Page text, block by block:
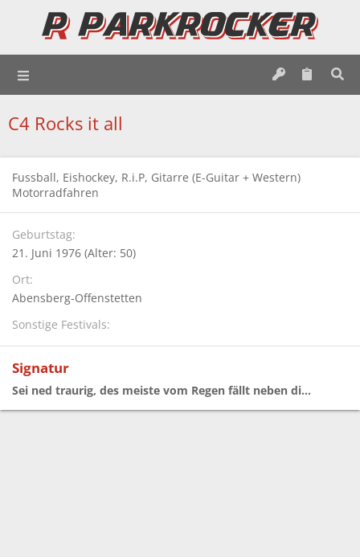
C4 Rocks it all
Fussball, Eishockey, R.i.P, Gitarre (E-Guitar + Western)
Motorradfahren
Geburtstag
21. Juni 1976 (Alter: 50)
Ort
Abensberg-Offenstetten
Sonstige Festivals
Signatur
Sei ned traurig, des meiste vom Regen fällt neben di...